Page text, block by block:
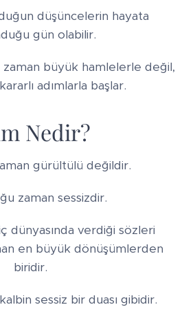
düşüncelerin hayata
gün olabilir.
büyük hamlelerle değil,
adımlarla başlar.
Nedir?
gürültülü değildir.
zaman sessizdir.
dünyasında verdiği sözleri
en büyük dönüşümlerden
biridir.
sessiz bir duası gibidir.